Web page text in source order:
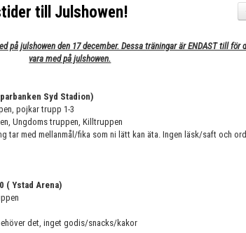
till Julshowen!
på julshowen den 17 december. Dessa träningar är ENDAST till för
vara med på julshowen.
Syd Stadion)
pojkar trupp 1-3
Ungdoms truppen, Killtruppen
tar med mellanmål/fika som ni lätt kan äta. Ingen läsk/saft och
( Ystad Arena)
det, inget godis/snacks/kakor